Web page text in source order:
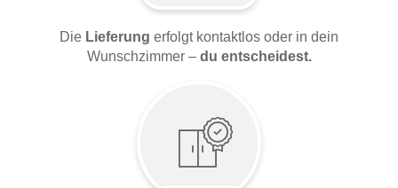
Die Lieferung erfolgt kontaktlos oder in dein
Wunschzimmer – du entscheidest.